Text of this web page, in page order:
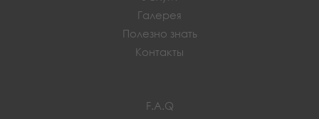
Галерея
Полезно знать
Контакты
F.A.Q